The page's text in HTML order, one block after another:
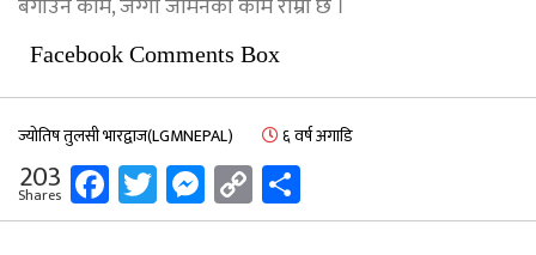
बगाउने काम, जग्गा जमिनको काम राम्रो छ ।
Facebook Comments Box
ज्योतिष तुलसी भारद्वाज(LGMNEPAL) ६ वर्ष अगाडि
203
Shares Facebook
Twitter
Messenger
Copy
Link